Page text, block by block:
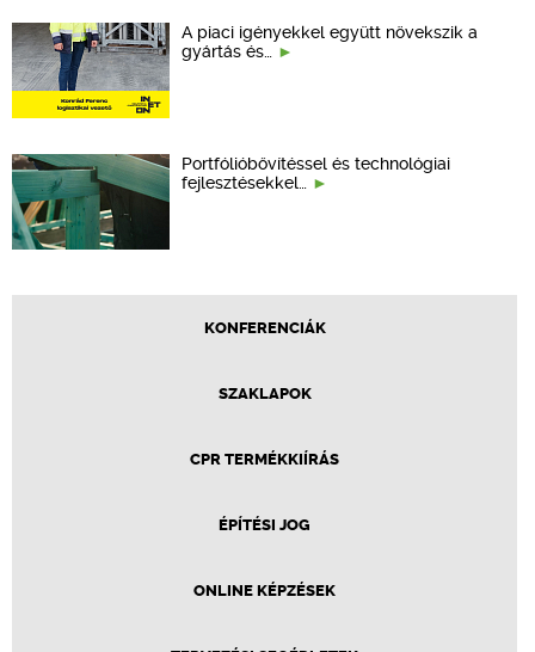
A piaci igényekkel együtt növekszik a
gyártás és…
Portfólióbővítéssel és technológiai
fejlesztésekkel…
KONFERENCIÁK
SZAKLAPOK
CPR TERMÉKKIÍRÁS
ÉPÍTÉSI JOG
ONLINE KÉPZÉSEK